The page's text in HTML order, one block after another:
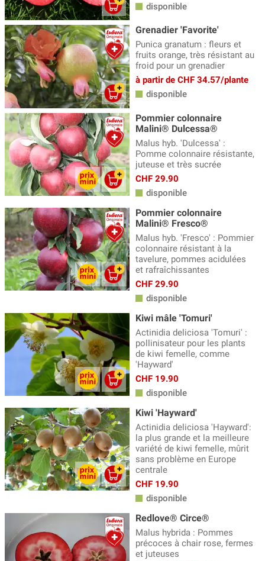
disponible
Grenadier 'Favorite'
Punica granatum : fleurs et
fruits orange, très résistant au
froid pour un grenadier
à partir de CHF 34.57/plante
disponible
Pommier colonnaire
Malini® Dulcessa®
Malus hyb. 'Dulcessa' :
Pomme colonnaire résistante,
juteuse et très sucrée
CHF 29.90
disponible
Pommier colonnaire
Malini® Fresco®
Malus hyb. 'Fresco' : Pommier
colonnaire résistant à la
tavelure, pommes acidulées
et rafraîchissantes
CHF 29.90
disponible
Kiwi mâle 'Tomuri'
Actinidia deliciosa 'Tomuri' :
pollinisateur pour les plants
de kiwi femelle, comme
'Hayward'
CHF 19.90
disponible
Kiwi 'Hayward'
Actinidia deliciosa 'Hayward':
la plus grande et la meilleure
variété de kiwi femelle, mûrit
sans problème en Europe
centrale
CHF 19.90
disponible
Redlove® Circe®
Malus hybrida : Pommes
précoces à chair rose, fermes
et juteuses